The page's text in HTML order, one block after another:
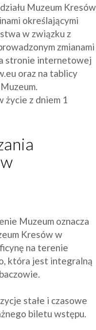
Muzeum Kresów
określającymi
w związku z
zmianami
stronie internetowej
oraz na tablicy
życie z dniem 1
Muzeum oznacza
Kresów w
na terenie
która jest integralną
stałe i czasowe
biletu wstępu.